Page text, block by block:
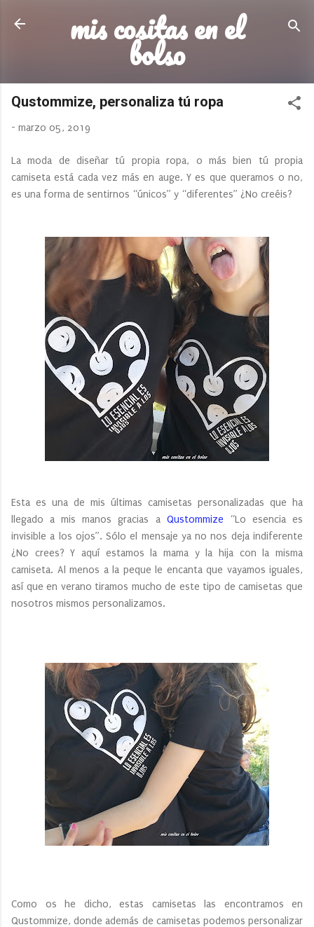
Ir al contenido principal
mis cositas en el
bolso
Qustommize, personaliza tú ropa
- marzo 05, 2019
La moda de diseñar tú propia ropa, o más bien tú propia
camiseta está cada vez más en auge. Y es que queramos o no,
es una forma de sentirnos “únicos” y “diferentes” ¿No creéis?
Esta es una de mis últimas camisetas personalizadas que ha
llegado a mis manos gracias a Qustommize “Lo esencia es
invisible a los ojos”. Sólo el mensaje ya no nos deja indiferente
¿No crees? Y aquí estamos la mama y la hija con la misma
camiseta. Al menos a la peque le encanta que vayamos iguales,
así que en verano tiramos mucho de este tipo de camisetas que
nosotros mismos personalizamos.
Como os he dicho, estas camisetas las encontramos en
Qustommize, donde además de camisetas podemos personalizar